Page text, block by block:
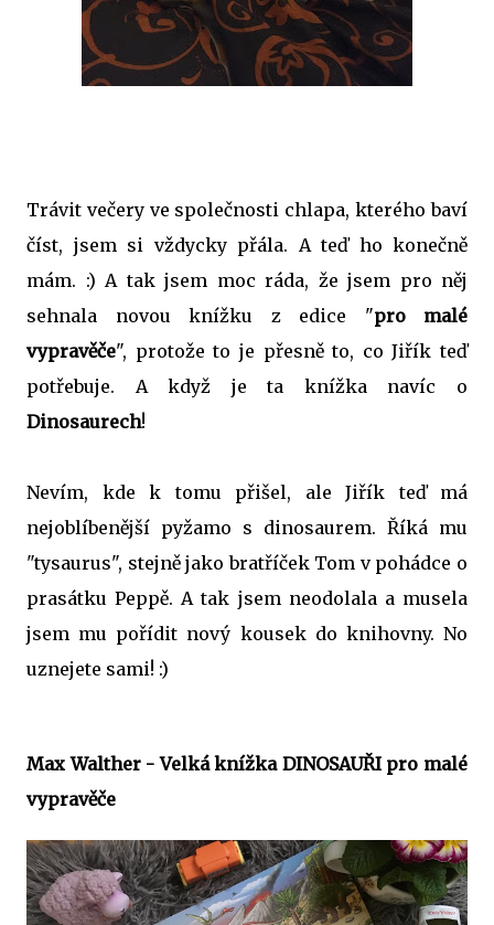
Trávit večery ve společnosti chlapa, kterého baví
číst, jsem si vždycky přála. A teď ho konečně
mám. :) A tak jsem moc ráda, že jsem pro něj
sehnala novou knížku z edice "pro malé
vypravěče", protože to je přesně to, co Jiřík teď
potřebuje. A když je ta knížka navíc o
Dinosaurech!
Nevím, kde k tomu přišel, ale Jiřík teď má
nejoblíbenější pyžamo s dinosaurem. Říká mu
"tysaurus", stejně jako bratříček Tom v pohádce o
prasátku Peppě. A tak jsem neodolala a musela
jsem mu pořídit nový kousek do knihovny. No
uznejete sami! :)
Max Walther - Velká knížka DINOSAUŘI pro malé
vypravěče